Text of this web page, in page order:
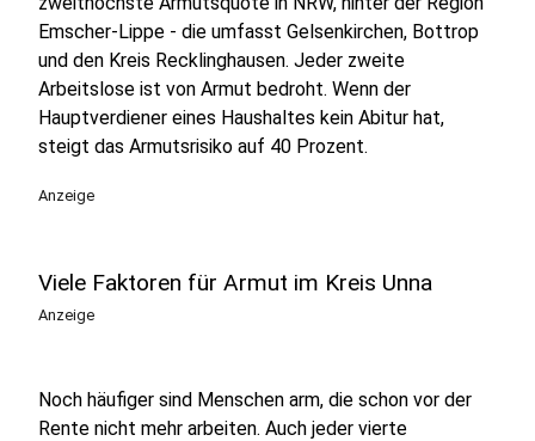
Emscher-Lippe - die umfasst Gelsenkirchen, Bottrop
und den Kreis Recklinghausen. Jeder zweite
Arbeitslose ist von Armut bedroht. Wenn der
Hauptverdiener eines Haushaltes kein Abitur hat,
steigt das Armutsrisiko auf 40 Prozent.
Anzeige
Viele Faktoren für Armut im Kreis Unna
Anzeige
Noch häufiger sind Menschen arm, die schon vor der
Rente nicht mehr arbeiten. Auch jeder vierte